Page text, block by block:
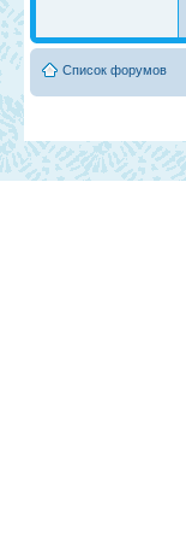
Список форумов